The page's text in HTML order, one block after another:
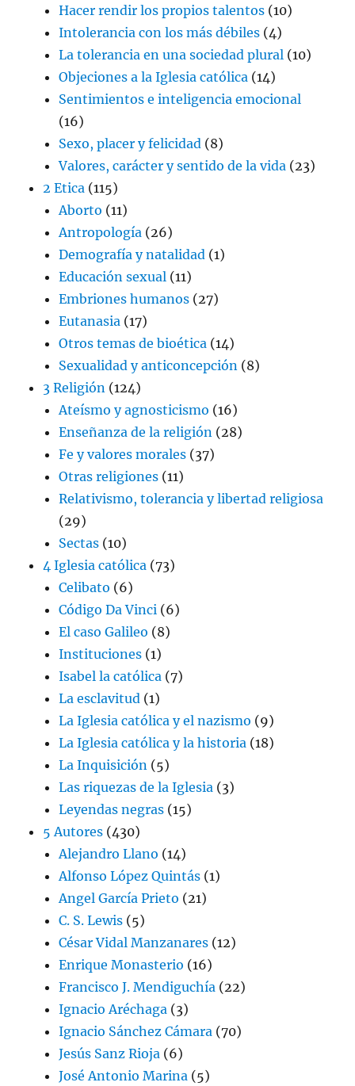
Hacer rendir los propios talentos (10)
Intolerancia con los más débiles (4)
La tolerancia en una sociedad plural (10)
Objeciones a la Iglesia católica (14)
Sentimientos e inteligencia emocional
(16)
Sexo, placer y felicidad (8)
Valores, carácter y sentido de la vida (23)
2 Etica (115)
Aborto (11)
Antropología (26)
Demografía y natalidad (1)
Educación sexual (11)
Embriones humanos (27)
Eutanasia (17)
Otros temas de bioética (14)
Sexualidad y anticoncepción (8)
3 Religión (124)
Ateísmo y agnosticismo (16)
Enseñanza de la religión (28)
Fe y valores morales (37)
Otras religiones (11)
Relativismo, tolerancia y libertad religiosa
(29)
Sectas (10)
4 Iglesia católica (73)
Celibato (6)
Código Da Vinci (6)
El caso Galileo (8)
Instituciones (1)
Isabel la católica (7)
La esclavitud (1)
La Iglesia católica y el nazismo (9)
La Iglesia católica y la historia (18)
La Inquisición (5)
Las riquezas de la Iglesia (3)
Leyendas negras (15)
5 Autores (430)
Alejandro Llano (14)
Alfonso López Quintás (1)
Angel García Prieto (21)
C. S. Lewis (5)
César Vidal Manzanares (12)
Enrique Monasterio (16)
Francisco J. Mendiguchía (22)
Ignacio Aréchaga (3)
Ignacio Sánchez Cámara (70)
Jesús Sanz Rioja (6)
José Antonio Marina (5)